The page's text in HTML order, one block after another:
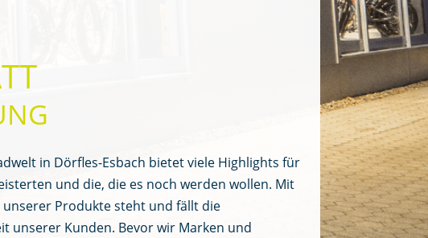
in Dörfles-Esbach bietet viele Highlights für
und die, die es noch werden wollen. Mit
Produkte steht und fällt die
unserer Kunden. Bevor wir Marken und